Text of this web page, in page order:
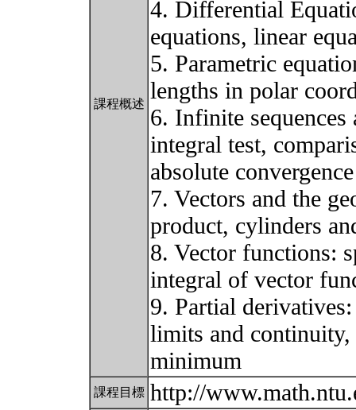
課程概述
4. Differential
equations, linear
5. Parametric
lengths in polar
6. Infinite sequences
integral test,
absolute convergence
7. Vectors and the
product, cylinders
8. Vector functions:
integral of vector
9. Partial
limits and
minimum
課程目標 http://